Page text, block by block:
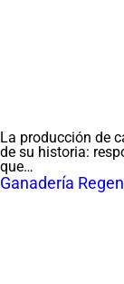
La producción de
de su historia:
que…
Ganadería